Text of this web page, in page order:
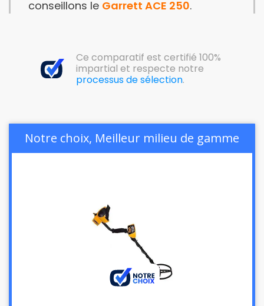
conseillons le Garrett ACE 250.
Ce comparatif est certifié 100%
impartial et respecte notre
processus de sélection.
Notre choix, Meilleur milieu de gamme